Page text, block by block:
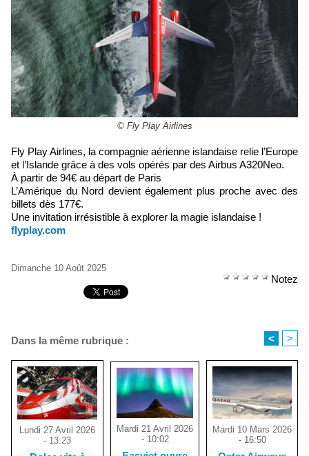
© Fly Play Airlines
Fly Play Airlines, la compagnie aérienne islandaise relie l’Europe
et l’Islande grâce à des vols opérés par des Airbus A320Neo.
À partir de 94€ au départ de Paris
L’Amérique du Nord devient également plus proche avec des
billets dès 177€.
Une invitation irrésistible à explorer la magie islandaise !
flyplay.com
Dimanche 10 Août 2025
Notez
Dans la même rubrique : < >
Lundi 27 Avril 2026
- 13:23
Mardi 21 Avril 2026
- 10:02
Mardi 10 Mars 2026
- 16:50